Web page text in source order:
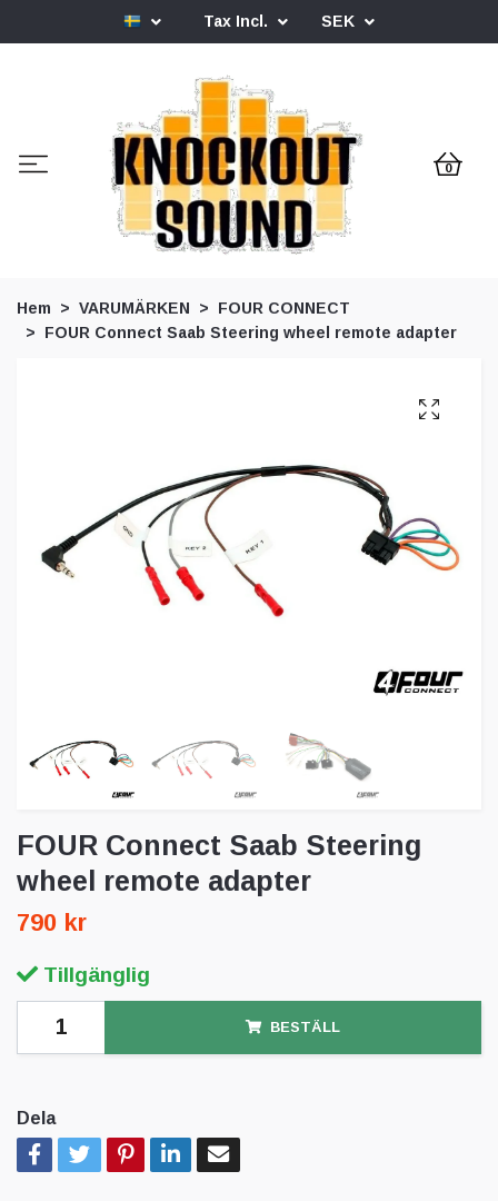
Tax Incl. SEK
0
Hem VARUMÄRKEN
FOUR CONNECT
FOUR Connect Saab Steering wheel remote adapter
FOUR Connect Saab Steering
wheel remote adapter
790 kr
Tillgänglig
BESTÄLL
Dela